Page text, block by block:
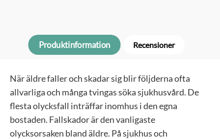
Produktinformation Recensioner
När äldre faller och skadar sig blir följderna ofta
allvarliga och många tvingas söka sjukhusvård. De
flesta olycksfall inträffar inomhus i den egna
bostaden. Fallskador är den vanligaste
olycksorsaken bland äldre. På sjukhus och